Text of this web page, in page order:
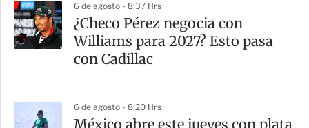
r
6 de agosto - 8:37 Hrs
¿Checo Pérez negocia con
Williams para 2027? Esto pasa
con Cadillac
6 de agosto - 8:20 Hrs
México abre este jueves con plata